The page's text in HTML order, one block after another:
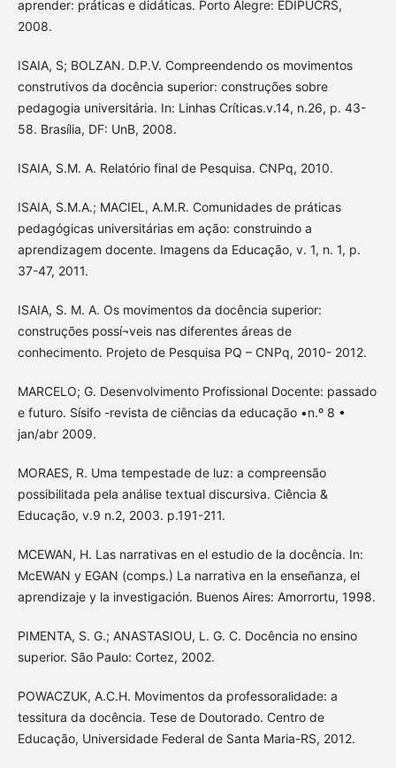
aprender: práticas e didáticas. Porto Alegre: EDIPUCRS,
2008.
ISAIA, S; BOLZAN. D.P.V. Compreendendo os movimentos
construtivos da docência superior: construções sobre
pedagogia universitária. In: Linhas Críticas.v.14, n.26, p. 43-
58. Brasília, DF: UnB, 2008.
ISAIA, S.M. A. Relatório final de Pesquisa. CNPq, 2010.
ISAIA, S.M.A.; MACIEL, A.M.R. Comunidades de práticas
pedagógicas universitárias em ação: construindo a
aprendizagem docente. Imagens da Educação, v. 1, n. 1, p.
37-47, 2011.
ISAIA, S. M. A. Os movimentos da docência superior:
construções possí¬veis nas diferentes áreas de
conhecimento. Projeto de Pesquisa PQ – CNPq, 2010- 2012.
MARCELO; G. Desenvolvimento Profissional Docente: passado
e futuro. Sísifo -revista de ciências da educação •n.º 8 •
jan/abr 2009.
MORAES, R. Uma tempestade de luz: a compreensão
possibilitada pela análise textual discursiva. Ciência &
Educação, v.9 n.2, 2003. p.191-211.
MCEWAN, H. Las narrativas en el estudio de la docência. In:
McEWAN y EGAN (comps.) La narrativa en la enseñanza, el
aprendizaje y la investigación. Buenos Aires: Amorrortu, 1998.
PIMENTA, S. G.; ANASTASIOU, L. G. C. Docência no ensino
superior. São Paulo: Cortez, 2002.
POWACZUK, A.C.H. Movimentos da professoralidade: a
tessitura da docência. Tese de Doutorado. Centro de
Educação, Universidade Federal de Santa Maria-RS, 2012.